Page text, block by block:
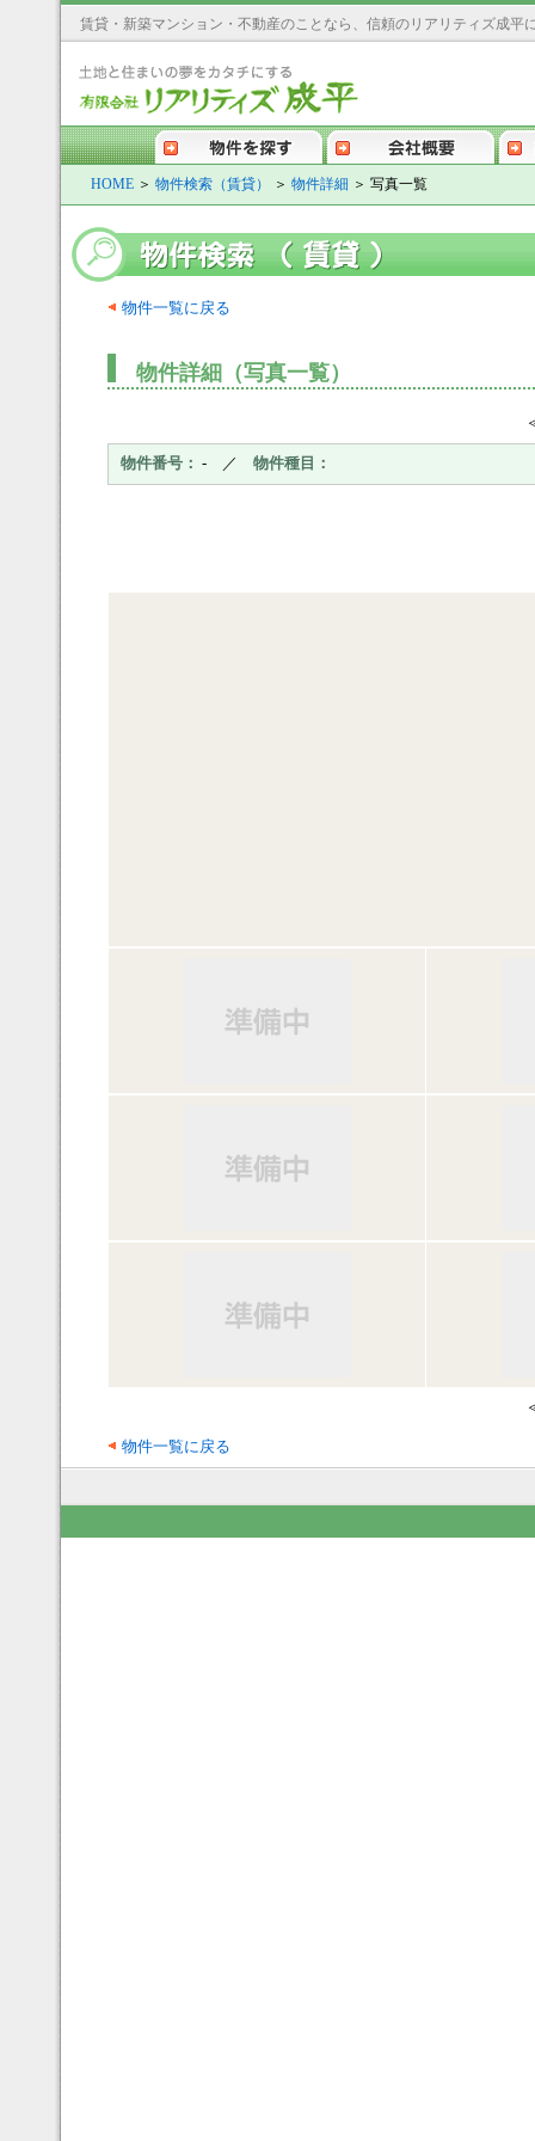
賃貸・新築マンション・不動産のことなら、信頼のリアリティズ成平
会社概要 契約までの流れ アクセス
HOME ＞ 物件検索（賃貸） ＞ 物件詳細 ＞ 写真一覧
物件一覧に戻る
物件詳細（写真一覧）
物件番号： - ／ 物件種目：
物件一覧に戻る